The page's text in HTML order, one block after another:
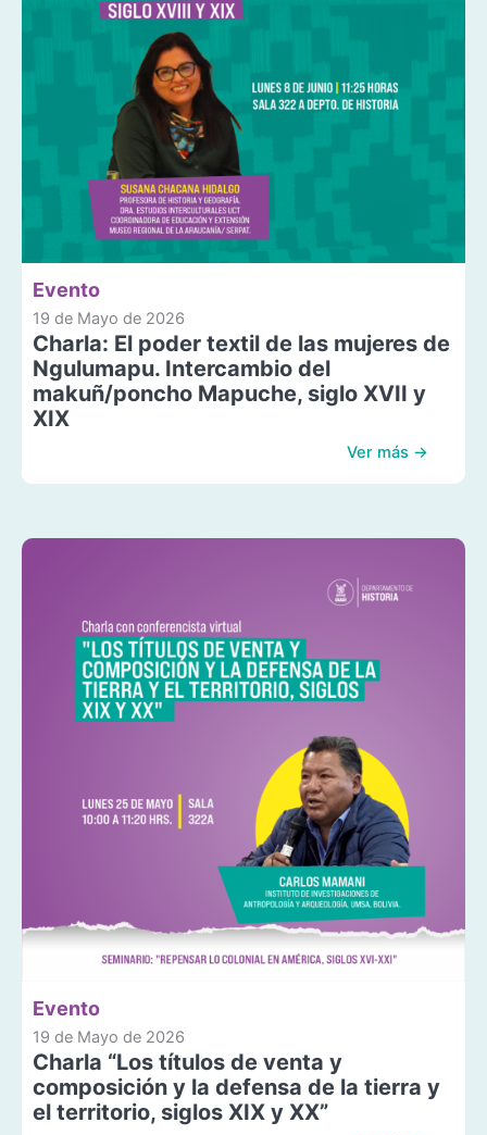
Evento
19 de Mayo de 2026
Charla: El poder textil de las mujeres de
Ngulumapu. Intercambio del
makuñ/poncho Mapuche, siglo XVII y
XIX
Ver más →
Evento
19 de Mayo de 2026
Charla “Los títulos de venta y
composición y la defensa de la tierra y
el territorio, siglos XIX y XX”